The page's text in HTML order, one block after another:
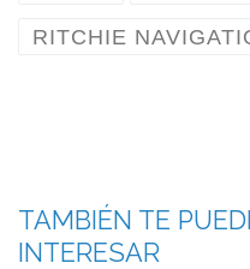
RITCHIE
TAMBIÉN TE
INTERESAR